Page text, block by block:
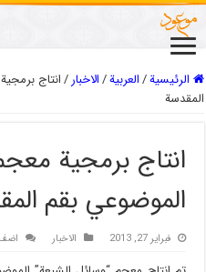
الرئيسية/العربیة/الاخبار/انتاج
المقدسة
انتاج برمجية
الموضوعي بقم
فبراير 27, 2013 الاخبار